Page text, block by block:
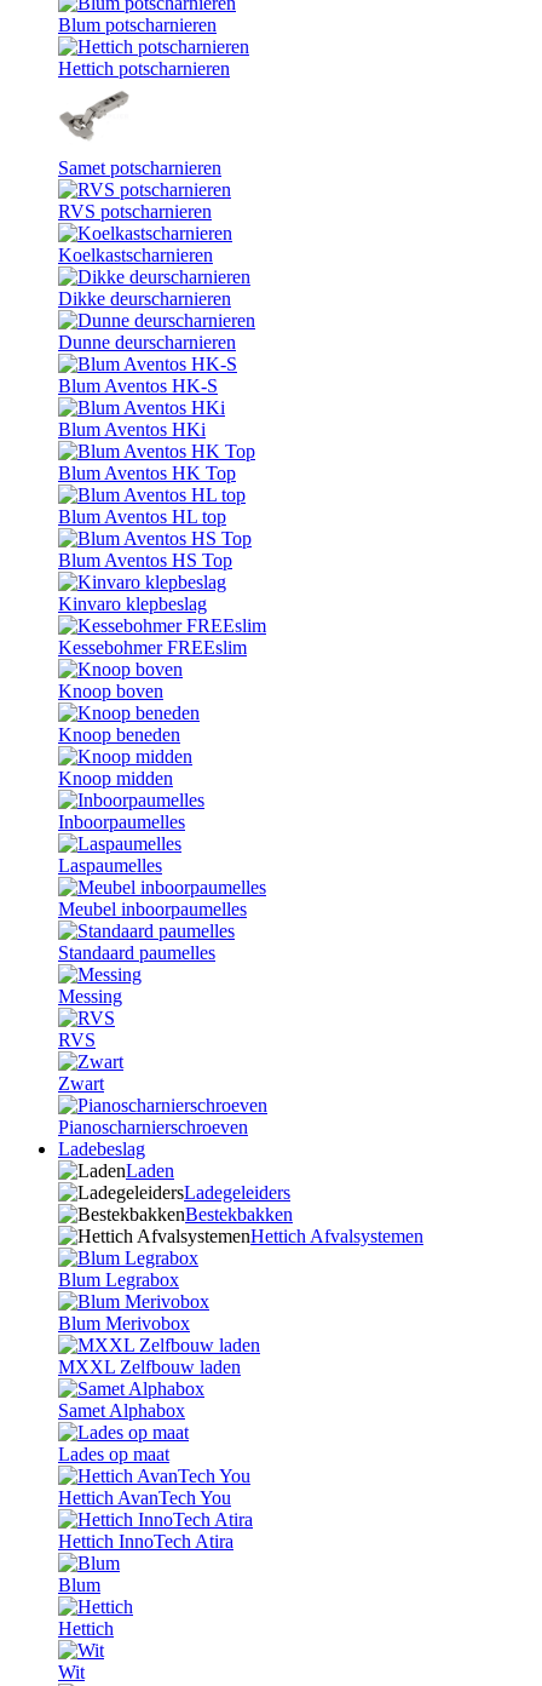
Blum potscharnieren
Hettich potscharnieren
Samet potscharnieren
RVS potscharnieren
Koelkastscharnieren
Dikke deurscharnieren
Dunne deurscharnieren
Blum Aventos HK-S
Blum Aventos HKi
Blum Aventos HK Top
Blum Aventos HL top
Blum Aventos HS Top
Kinvaro klepbeslag
Kessebohmer FREEslim
Knoop boven
Knoop beneden
Knoop midden
Inboorpaumelles
Laspaumelles
Meubel inboorpaumelles
Standaard paumelles
Messing
RVS
Zwart
Pianoscharnierschroeven
Ladebeslag
Laden
Ladegeleiders
Bestekbakken
Hettich Afvalsystemen
Blum Legrabox
Blum Merivobox
MXXL Zelfbouw laden
Samet Alphabox
Lades op maat
Hettich AvanTech You
Hettich InnoTech Atira
Blum
Hettich
Wit